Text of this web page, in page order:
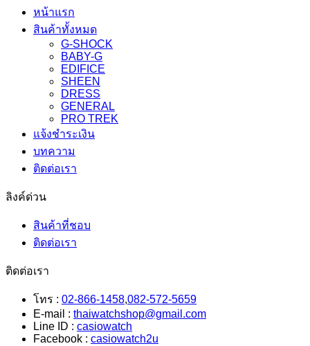
หน้าแรก
สินค้าทั้งหมด
G-SHOCK
BABY-G
EDIFICE
SHEEN
DRESS
GENERAL
PRO TREK
แจ้งชำระเงิน
บทความ
ติดต่อเรา
ลิงค์ด่วน
สินค้าที่ชอบ
ติดต่อเรา
ติดต่อเรา
โทร : 02-866-1458,082-572-5659
E-mail : thaiwatchshop@gmail.com
Line ID : casiowatch
Facebook : casiowatch2u